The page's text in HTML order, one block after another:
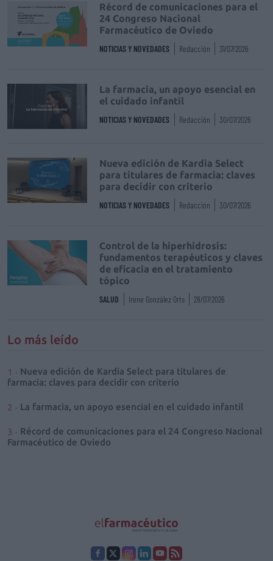
Récord de comunicaciones para el
24 Congreso Nacional
Farmacéutico de Oviedo
NOTICIAS Y NOVEDADES Redacción 31/07/2026
La farmacia, un apoyo esencial en
el cuidado infantil
NOTICIAS Y NOVEDADES Redacción 30/07/2026
Nueva edición de Kardia Select
para titulares de farmacia: claves
para decidir con criterio
NOTICIAS Y NOVEDADES Redacción 30/07/2026
Control de la hiperhidrosis:
fundamentos terapéuticos y claves
de eficacia en el tratamiento
tópico
SALUD Irene González Orts 28/07/2026
Lo más leído
Nueva edición de Kardia Select para titulares de
farmacia: claves para decidir con criterio
La farmacia, un apoyo esencial en el cuidado infantil
Récord de comunicaciones para el 24 Congreso Nacional
Farmacéutico de Oviedo